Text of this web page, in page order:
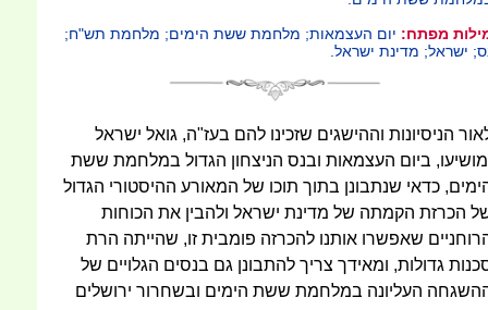
מפתח: יום העצמאות; מלחמת ששת הימים; מלחמת תש"ח;
ישראל; מדינת ישראל.
הניסיונות וההישגים שזכינו להם בעז"ה, גואל ישראל
ביום העצמאות ובנס הניצחון הגדול במלחמת ששת
כדאי שנתבונן בתוך תוכו של המאורע ההיסטורי הגדול
הכרזת הקמתה של מדינת ישראל ולהבין את הכוחות
שאפשרו אותנו להכרזה פומבית זו, שהייתה הרת
גדולות, ומאידך צריך להתבונן גם בנסים הגלויים של
העליונה במלחמת ששת הימים ובשחרור ירושלים